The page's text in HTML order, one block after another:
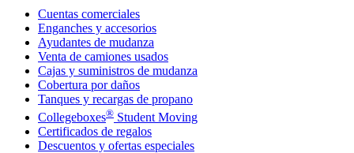
Cuentas comerciales
Enganches y accesorios
Ayudantes de mudanza
Venta de camiones usados
Cajas y suministros de mudanza
Cobertura por daños
Tanques y recargas de propano
Collegeboxes® Student Moving
Certificados de regalos
Descuentos y ofertas especiales